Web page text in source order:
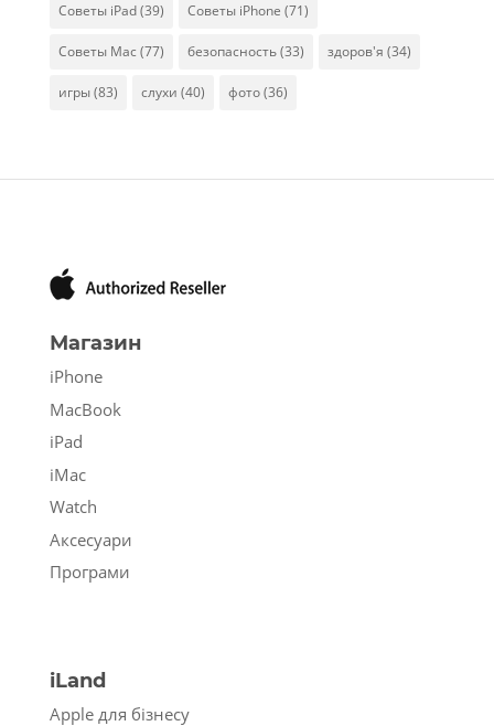
Советы iPad(39) Советы iPhone (71)
Советы Mac (77) безопасность(33) здоров'я (34)
игры(83) слухи (40) фото(36)
Магазин
iPhone
MacBook
iPad
iMac
Watch
Аксесуари
Програми
iLand
Apple для бізнесу